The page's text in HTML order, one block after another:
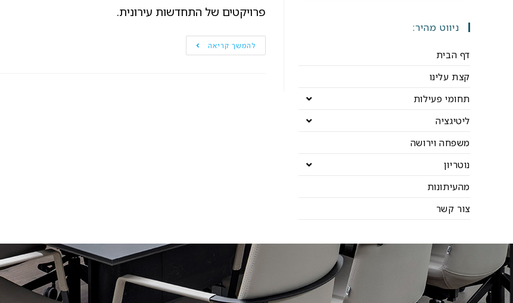
פרויקטים של התחדשות עירונית.
להמשך קריאה
ניווט מהיר:
דף הבית
קצת עלינו
תחומי פעילות
ליטיגציה
משפחה וירושה
נוטריון
מהעיתונות
צור קשר